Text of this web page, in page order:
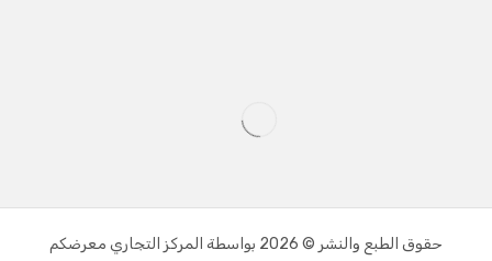
حقوق الطبع والنشر © 2026 بواسطة المركز التجاري معرضكم